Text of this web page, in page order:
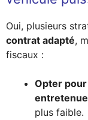
Oui, plusieurs
contrat adapté,
fiscaux :
Opter
entretenue
plus faible.